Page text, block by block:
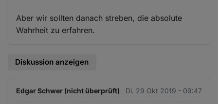
Aber wir sollten danach streben, die absolute
Wahrheit zu erfahren.
Diskussion anzeigen
Edgar Schwer (nicht überprüft) Di. 29 Okt 2019 - 09:47